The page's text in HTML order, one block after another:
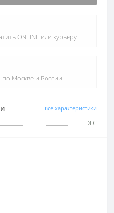
Все характеристики
DFC
ONLINE или курьеру
по Москве и России